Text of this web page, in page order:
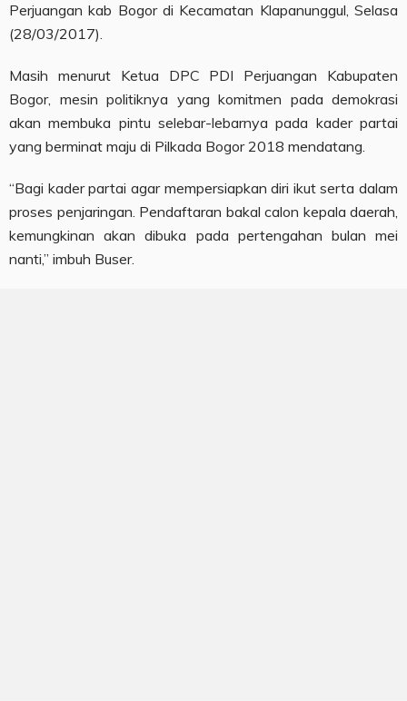
Perjuangan kab Bogor di Kecamatan Klapanunggul, Selasa
(28/03/2017).
Masih menurut Ketua DPC PDI Perjuangan Kabupaten
Bogor, mesin politiknya yang komitmen pada demokrasi
akan membuka pintu selebar-lebarnya pada kader partai
yang berminat maju di Pilkada Bogor 2018 mendatang.
“Bagi kader partai agar mempersiapkan diri ikut serta dalam
proses penjaringan. Pendaftaran bakal calon kepala daerah,
kemungkinan akan dibuka pada pertengahan bulan mei
nanti,” imbuh Buser.